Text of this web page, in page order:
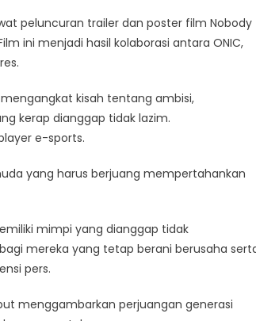
peluncuran trailer dan poster film Nobody
ini menjadi hasil kolaborasi antara ONIC,
kisah tentang ambisi,
kerap dianggap tidak lazim.
e-sports.
yang harus berjuang mempertahankan
mimpi yang dianggap tidak
mereka yang tetap berani berusaha
pers.
menggambarkan perjuangan generasi